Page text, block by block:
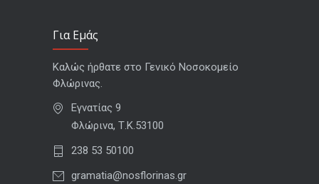
Για Εμάς
Καλώς ήρθατε στο Γενικό Νοσοκομείο
Φλώρινας.
Εγνατίας 9
Φλώρινα, Τ.Κ.53100
238 53 50100
gramatia@nosflorinas.gr